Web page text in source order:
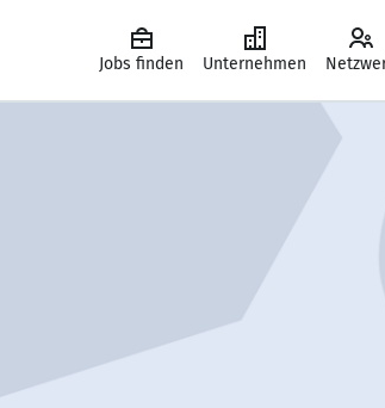
Jobs finden Unternehmen